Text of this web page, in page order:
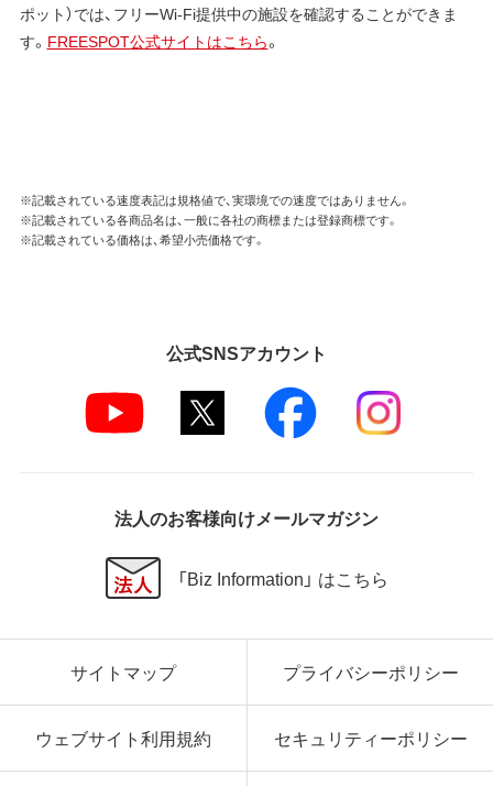
ポット）では、フリーWi-Fi提供中の施設を確認することができま
す。 FREESPOT公式サイトはこちら。
※記載されている速度表記は規格値で、実環境での速度ではありません。
※記載されている各商品名は、一般に各社の商標または登録商標です。
※記載されている価格は、希望小売価格です。
公式SNSアカウント
法人のお客様向けメールマガジン
「Biz Information」 はこちら
サイトマップ プライバシーポリシー
ウェブサイト利用規約 セキュリティーポリシー